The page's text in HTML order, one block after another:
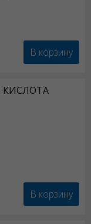
В корзину
КИСЛОТА
В корзину